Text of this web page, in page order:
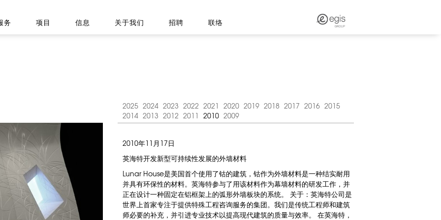
务 项目 信息 关于我们 招聘 联络
2025 2024 2023 2022 2021 2020 2019 2018 2017 2016 2015
2014 2013 2012 2011 2010 2009
2010年11月17日
英海特开发新型可持续性发展的外墙材料
Lunar House是美国首个使用了钴的建筑，钴作为外墙材料是一种结实耐用
并具有环保性的材料。英海特参与了用该材料作为幕墙材料的研发工作，并
正在设计一种固定在铝框架上的弧形外墙板块的系统。 关于：英海特公司是
世界上首家专注于提供特殊工程咨询服务的集团。我们是传统工程师和建筑
师必要的补充，并引进专业技术以提高现代建筑的质量与效率。 在英海特，